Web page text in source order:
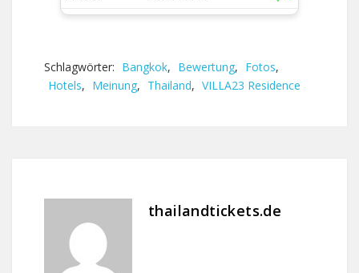
Schlagwörter: Bangkok, Bewertung, Fotos,
Hotels, Meinung, Thailand, VILLA23 Residence
thailandtickets.de